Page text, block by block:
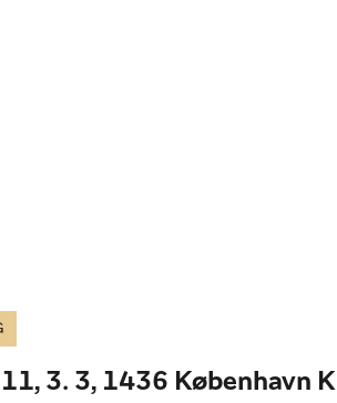
3. 3, 1436 København K